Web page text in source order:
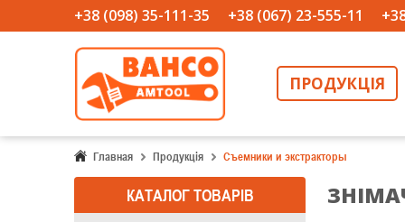
+38 (098) 35-111-35 +38 (067) 23-555-11
ПРОДУКЦІЯ
Главная Продукція Съемники и экстракторы
КАТАЛОГ ТОВАРIВ